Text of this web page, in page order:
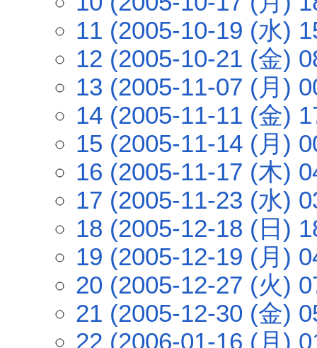
11 (2005-10-19 (水)
12 (2005-10-21 (金)
13 (2005-11-07 (月)
14 (2005-11-11 (金)
15 (2005-11-14 (月)
16 (2005-11-17 (木)
17 (2005-11-23 (水)
18 (2005-12-18 (日)
19 (2005-12-19 (月)
20 (2005-12-27 (火)
21 (2005-12-30 (金)
22 (2006-01-16 (月)